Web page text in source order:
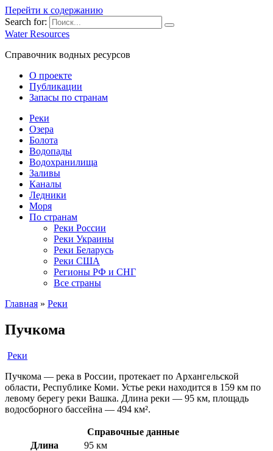
Перейти к содержанию
Search for:
Water Resources
Справочник водных ресурсов
О проекте
Публикации
Запасы по странам
Реки
Озера
Болота
Водопады
Водохранилища
Заливы
Каналы
Ледники
Моря
По странам
Реки России
Реки Украины
Реки Беларусь
Реки США
Регионы РФ и СНГ
Все страны
Главная » Реки
Пучкома
Реки
Пучкома — река в России, протекает по Архангельской
области, Республике Коми. Устье реки находится в 159 км по
левому берегу реки Вашка. Длина реки — 95 км, площадь
водосборного бассейна — 494 км².
Справочные данные
Длина
95 км